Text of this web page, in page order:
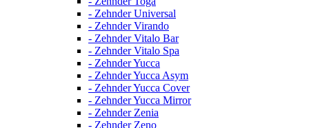
- Zehnder Universal
- Zehnder Virando
- Zehnder Vitalo Bar
- Zehnder Vitalo Spa
- Zehnder Yucca
- Zehnder Yucca Asym
- Zehnder Yucca Cover
- Zehnder Yucca Mirror
- Zehnder Zenia
- Zehnder Zeno